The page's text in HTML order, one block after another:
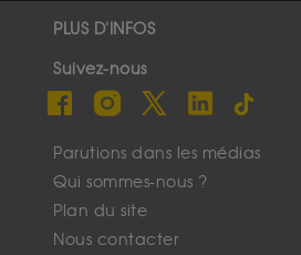
PLUS D'INFOS
Suivez-nous
Parutions dans les médias
Qui sommes-nous ?
Plan du site
Nous contacter